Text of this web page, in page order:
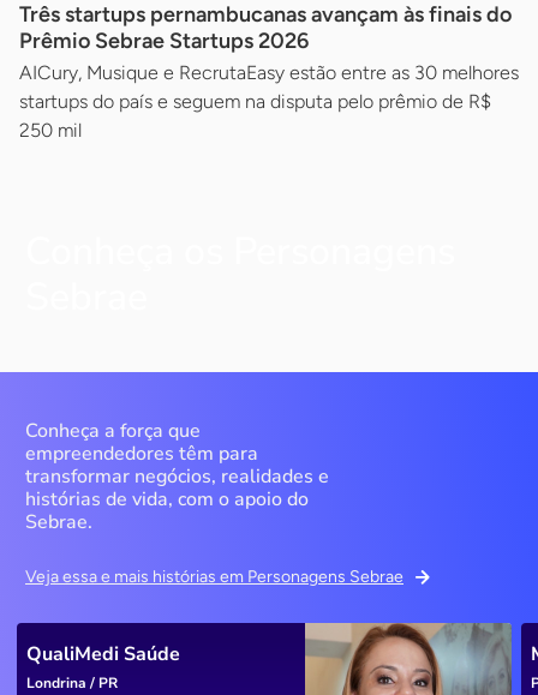
Três startups pernambucanas avançam às finais do
Prêmio Sebrae Startups 2026
AICury, Musique e RecrutaEasy estão entre as 30 melhores
startups do país e seguem na disputa pelo prêmio de R$
250 mil
Conheça a força que
empreendedores têm para
transformar negócios, realidades e
histórias de vida, com o apoio do
Sebrae.
Veja essa e mais histórias em Personagens Sebrae
QualiMedi Saúde
Londrina / PR